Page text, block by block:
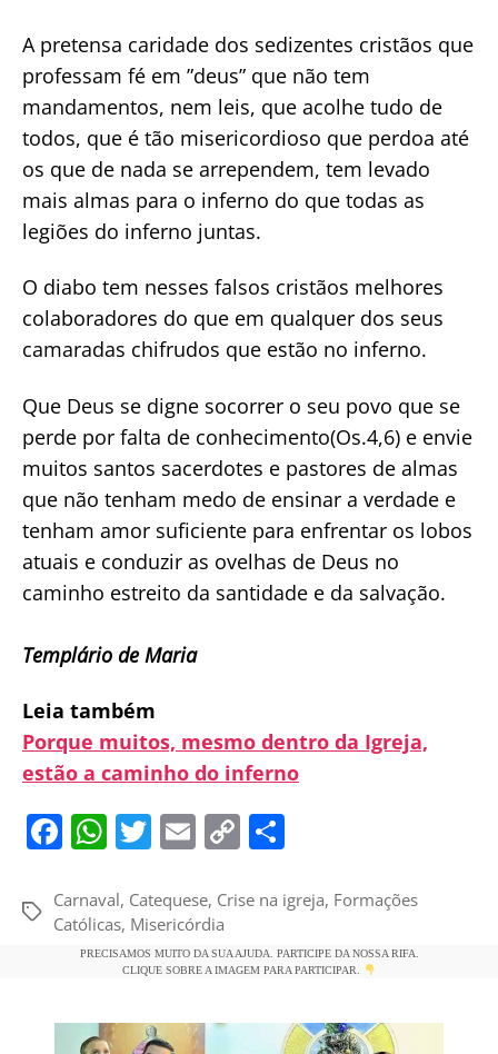
A pretensa caridade dos sedizentes cristãos que
professam fé em ”deus” que não tem
mandamentos, nem leis, que acolhe tudo de
todos, que é tão misericordioso que perdoa até
os que de nada se arrependem, tem levado
mais almas para o inferno do que todas as
legiões do inferno juntas.
O diabo tem nesses falsos cristãos melhores
colaboradores do que em qualquer dos seus
camaradas chifrudos que estão no inferno.
Que Deus se digne socorrer o seu povo que se
perde por falta de conhecimento(Os.4,6) e envie
muitos santos sacerdotes e pastores de almas
que não tenham medo de ensinar a verdade e
tenham amor suficiente para enfrentar os lobos
atuais e conduzir as ovelhas de Deus no
caminho estreito da santidade e da salvação.
Templário de Maria
Leia também
Porque muitos, mesmo dentro da Igreja,
estão a caminho do inferno
F
c
e
b
W
at
s
A
T
itt
er
E
ai
l
C
p
y
Li
ar
e
Tags
Carnaval, Catequese, Crise na igreja, Formações
Católicas, Misericórdia
PRECISAMOS MUITO DA SUA AJUDA. PARTICIPE DA NOSSA RIFA.
CLIQUE SOBRE A IMAGEM PARA PARTICIPAR.